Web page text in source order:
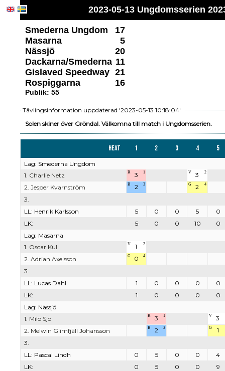
2023-05-13 Ungdomsserien
Smederna Ungdom
17
Masarna
5
Nässjö
20
Dackarna/Smederna 11
Gislaved Speedway 21
Rospiggarna
16
Publik: 55
Tävlingsinformation uppdaterad '2023-05-13 10:18:04'
Solen skiner över Gröndal. Välkomna till match i Ungdomsserien.
Heat 1 2 3 4 5
Lag: Smederna Ungdom
1. Charlie Netz
R 3 1 V 3 2
2. Jesper Kvarnström B 2 3 G 2 4
3.
LL: Henrik Karlsson
5 0 0 5
0
LK:
5 0 0 10
0
Lag: Masarna
1. Oscar Kull
V 1 2
2. Adrian Axelsson G 0 4
3.
LL: Lucas Dahl
1 0 0 0
0
LK:
1 0 0 0
0
Lag: Nässjö
1. Milo Sjö
R 3 1 V
3
2. Melwin Glimfjäll Johansson
B 2 3 G
1
3.
LL: Pascal Lindh
0 5 0 0
4
LK:
0 5 0 0
9